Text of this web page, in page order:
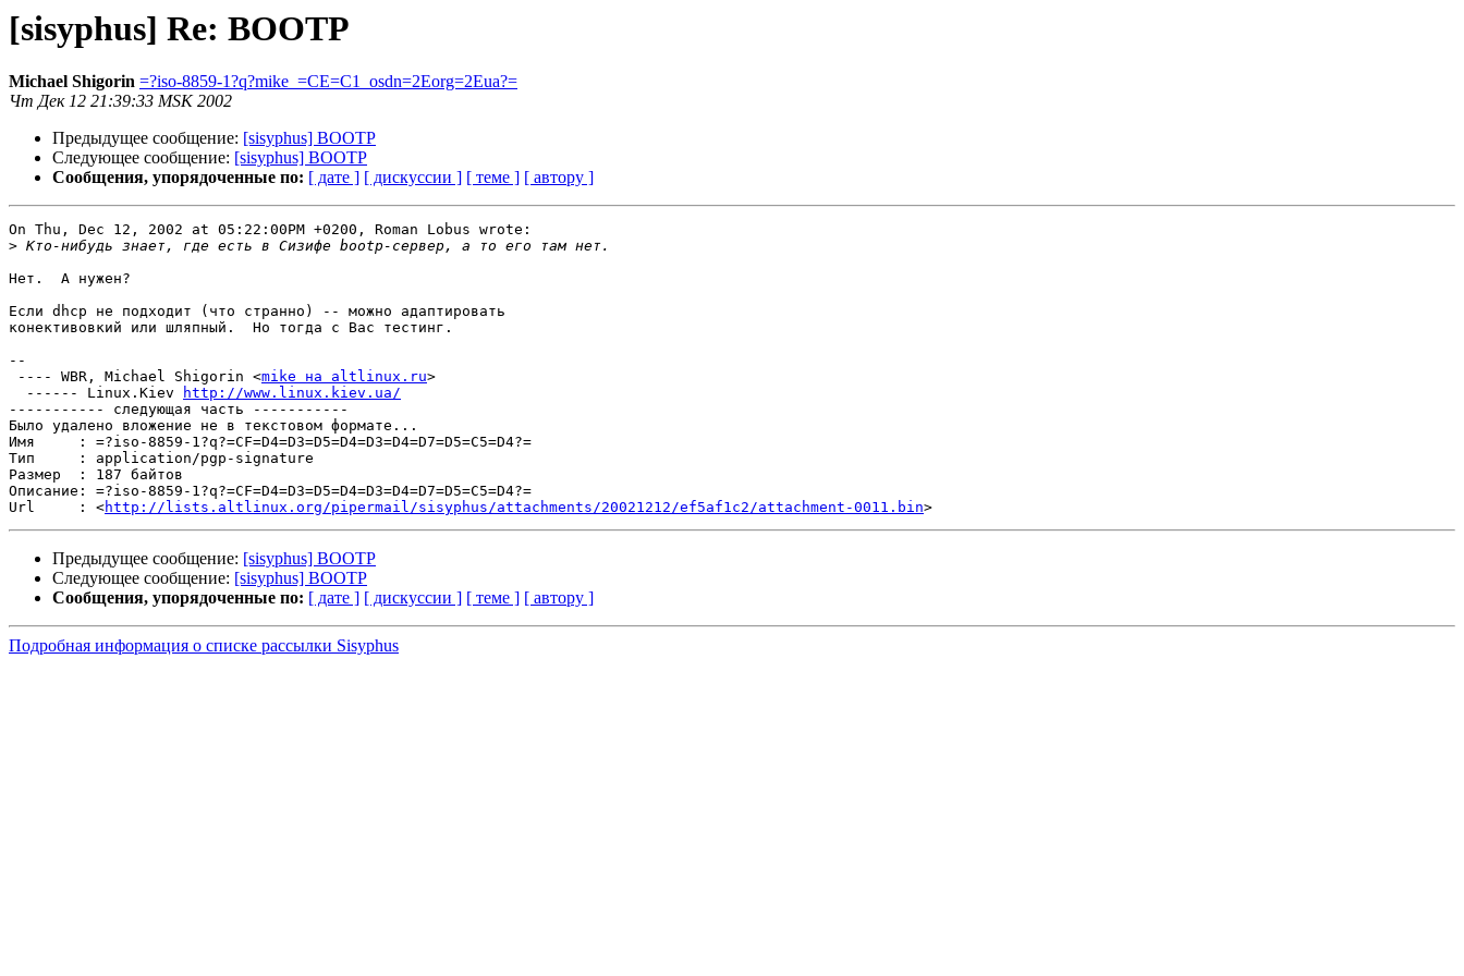
[sisyphus] Re: BOOTP
Michael Shigorin =?iso-8859-1?q?mike_=CE=C1_osdn=2Eorg=2Eua?=
Чт Дек 12 21:39:33 MSK 2002
Предыдущее сообщение: [sisyphus] BOOTP
Следующее сообщение: [sisyphus] BOOTP
Сообщения, упорядоченные по: [ дате ] [ дискуссии ] [ теме ] [ автору ]
On Thu, Dec 12, 2002 at 05:22:00PM +0200, Roman Lobus wrote:
>
Нет.  А нужен?
Если dhcp не подходит (что странно) -- можно адаптировать
конективовкий или шляпный.  Но тогда с Вас тестинг.
--
---- WBR, Michael Shigorin <mike на altlinux.ru>
  ------ Linux.Kiev
http://www.linux.kiev.ua/
----------- следующая часть -----------
Было удалено вложение не в текстовом формате...
Имя     : =?iso-8859-1?q?=CF=D4=D3=D5=D4=D3=D4=D7=D5=C5=D4?=
Тип     : application/pgp-signature
Размер  : 187 байтов
Описание: =?iso-8859-1?q?=CF=D4=D3=D5=D4=D3=D4=D7=D5=C5=D4?=
Url     : <http://lists.altlinux.org/pipermail/sisyphus/attachments/20021212/ef5af1c2/attachment-0011.bin
Предыдущее сообщение: [sisyphus] BOOTP
Следующее сообщение: [sisyphus] BOOTP
Сообщения, упорядоченные по: [ дате ] [ дискуссии ] [ теме ] [ автору ]
Подробная информация о списке рассылки Sisyphus